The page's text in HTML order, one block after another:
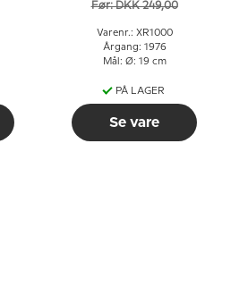
Før: DKK 249,00
Varenr.: XR1000
Årgang: 1976
Mål: Ø: 19 cm
PÅ LAGER
Se vare